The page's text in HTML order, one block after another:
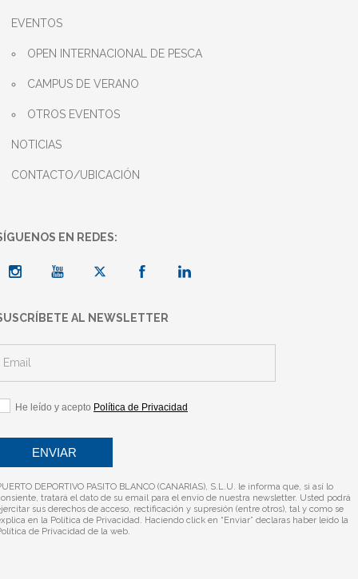
EVENTOS
OPEN INTERNACIONAL DE PESCA
CAMPUS DE VERANO
OTROS EVENTOS
NOTICIAS
CONTACTO/UBICACIÓN
EN REDES:
AL NEWSLETTER
He leído y acepto Política de Privacidad
DEPORTIVO PASITO BLANCO (CANARIAS), S.L.U. le informa que, si así lo
tratará el dato de su email para el envío de nuestra newsletter. Usted podrá
sus derechos de acceso, rectificación y supresión (entre otros), tal y como se
en la Política de Privacidad. Haciendo click en “Enviar” declaras haber leído la
de Privacidad de la web.